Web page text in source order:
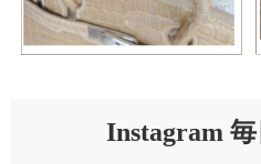
Instagram 毎